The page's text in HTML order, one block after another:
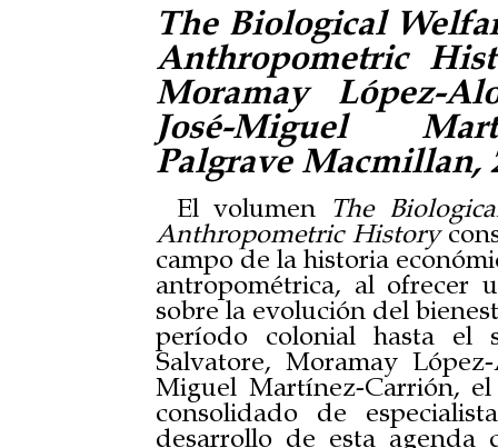
The Biological
Anthropometric
Moramay López-
José-Miguel
Palgrave Macmillan,
El volumen The
Anthropometric History
campo de la historia
antropométrica, al ofrecer
sobre la evolución del
período colonial hasta el
Salvatore, Moramay
Miguel Martínez-Carrión,
consolidado de
desarrollo de esta agenda